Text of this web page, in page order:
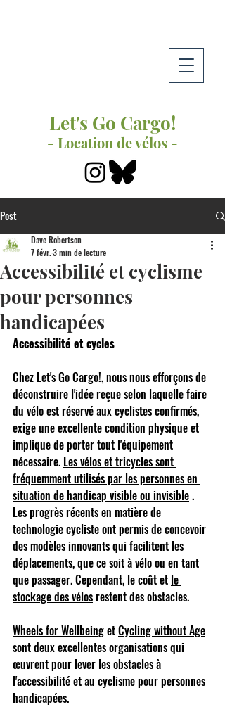
Let's Go Cargo!
- Location de vélos -
Post
Accessibilité et cyclisme
pour personnes
handicapées
Dave Robertson
7 févr.3 min de lecture
Accessibilité et cycles
Chez Let's Go Cargo!, nous nous efforçons de
déconstruire l'idée reçue selon laquelle faire
du vélo est réservé aux cyclistes confirmés,
exige une excellente condition physique et
implique de porter tout l'équipement
nécessaire. Les vélos et tricycles sont
fréquemment utilisés par les personnes en
situation de handicap visible ou invisible.
Les progrès récents en matière de
technologie cycliste ont permis de concevoir
des modèles innovants qui facilitent les
déplacements, que ce soit à vélo ou en tant
que passager. Cependant, le coût et le
stockage des vélosrestent des obstacles.
Wheels for WellbeingetCycling without Age
sont deux excellentes organisations qui
œuvrent pour lever les obstacles à
l'accessibilité et au cyclisme pour personnes
handicapées.